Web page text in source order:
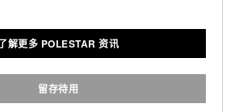
解更多 POLESTAR 资讯
留存待用